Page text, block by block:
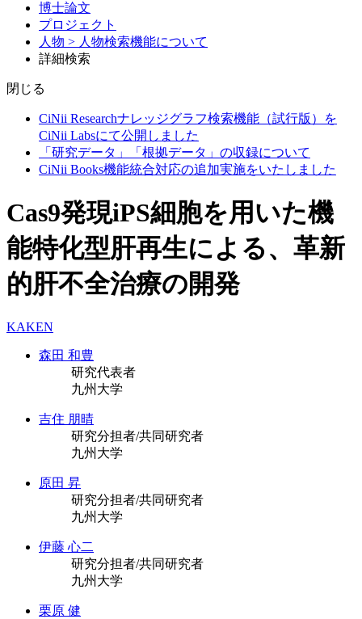
博士論文
プロジェクト
人物 > 人物検索機能について
詳細検索
閉じる
CiNii Researchナレッジグラフ検索機能（試行版）を
CiNii Labsにて公開しました
「研究データ」「根拠データ」の収録について
CiNii Books機能統合対応の追加実施をいたしました
Cas9発現iPS細胞を用いた機
能特化型肝再生による、革新
的肝不全治療の開発
KAKEN
森田 和豊
研究代表者
九州大学
吉住 朋晴
研究分担者/共同研究者
九州大学
原田 昇
研究分担者/共同研究者
九州大学
伊藤 心二
研究分担者/共同研究者
九州大学
栗原 健